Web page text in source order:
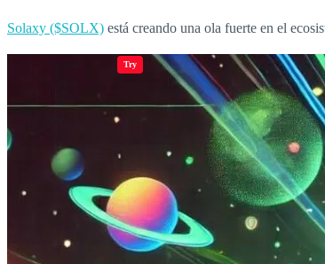
Try
Solaxy ($SOLX) está creando una ola fuerte en el